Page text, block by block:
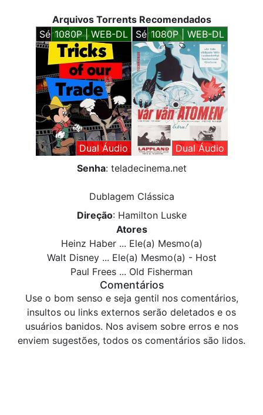
Arquivos Torrents Recomendados
Séries1080P | WEB-DL
Dual Áudio
Séries1080P | WEB-DL
Dual Áudio
Senha: teladecinema.net
Dublagem Clássica
Direção: Hamilton Luske
Atores
Heinz Haber ... Ele(a) Mesmo(a)
Walt Disney ... Ele(a) Mesmo(a) - Host
Paul Frees ... Old Fisherman
Comentários
Use o bom senso e seja gentil nos comentários,
insultos ou links externos serão deletados e os
usuários banidos. Nos avisem sobre erros e nos
enviem sugestões, todos os comentários são lidos.